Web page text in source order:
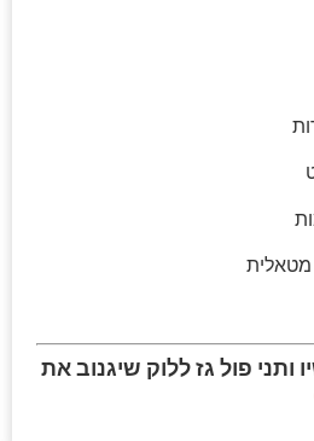
ותני פול גז ללוק שיגנוב את